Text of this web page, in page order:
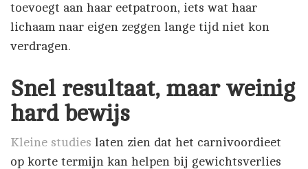
toevoegt aan haar eetpatroon, iets wat haar
lichaam naar eigen zeggen lange tijd niet kon
verdragen.
Snel resultaat, maar weinig
hard bewijs
Kleine studies laten zien dat het carnivoordieet
op korte termijn kan helpen bij gewichtsverlies